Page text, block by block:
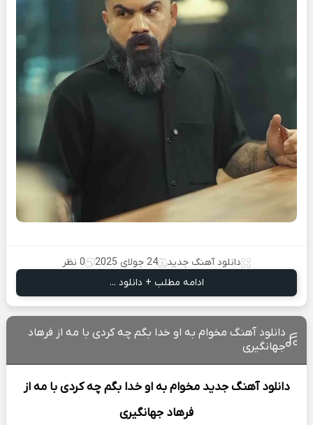
دانلود آهنگ جدید 24 جولای 2025
0 نظر
ادامه مطلب + دانلود ...
دانلود آهنگ مخوام به او خدا بگم چه کردی با مه از فرهاد
جهانگیری
دانلود آهنگ جدید مخوام به او خدا بگم چه کردی با مه از
فرهاد جهانگیری